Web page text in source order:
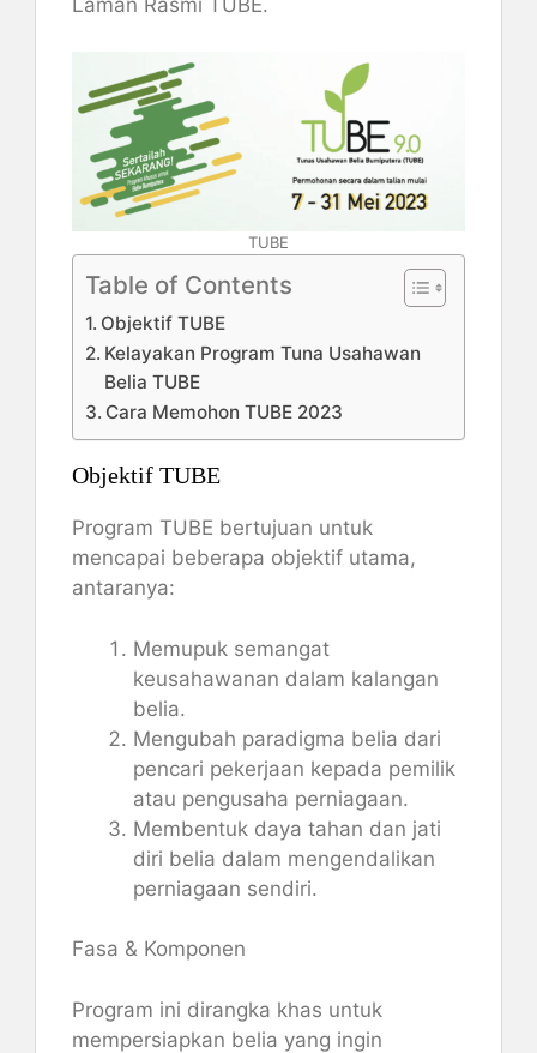
Laman Rasmi TUBE.
TUBE
Table of Contents
Objektif TUBE
Kelayakan Program Tuna Usahawan
Belia TUBE
Cara Memohon TUBE 2023
Objektif TUBE
Program TUBE bertujuan untuk
mencapai beberapa objektif utama,
antaranya:
Memupuk semangat
keusahawanan dalam kalangan
belia.
Mengubah paradigma belia dari
pencari pekerjaan kepada pemilik
atau pengusaha perniagaan.
Membentuk daya tahan dan jati
diri belia dalam mengendalikan
perniagaan sendiri.
Fasa & Komponen
Program ini dirangka khas untuk
mempersiapkan belia yang ingin